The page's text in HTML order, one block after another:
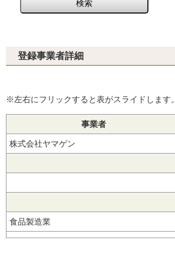
登録事業者詳細
※左右にフリックすると表がスライドします。
事業者
株式会社ヤマゲン
食品製造業